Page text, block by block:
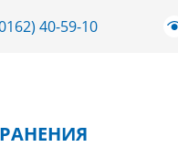
40-59-10